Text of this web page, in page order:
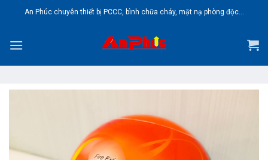
An Phúc chuyên thiết bị PCCC, bình chữa cháy, mặt nạ phòng độc...